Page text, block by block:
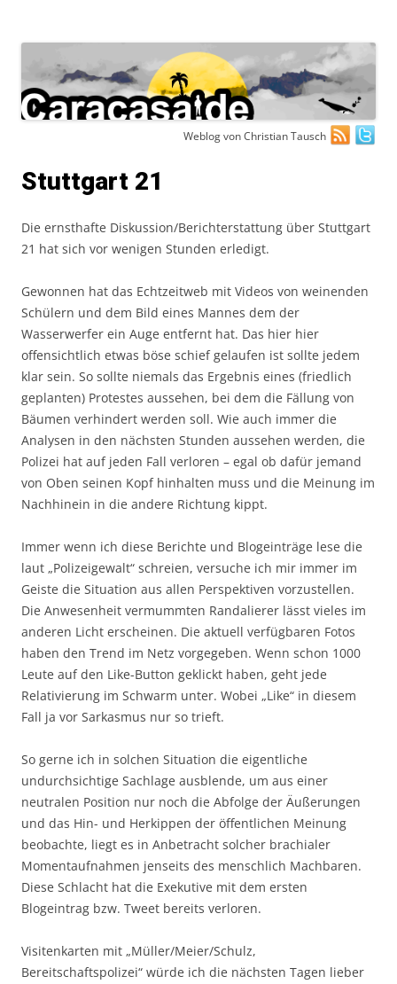
Weblog von Christian Tausch
Stuttgart 21
Die ernsthafte Diskussion/Berichterstattung über Stuttgart
21 hat sich vor wenigen Stunden erledigt.
Gewonnen hat das Echtzeitweb mit Videos von weinenden
Schülern und dem Bild eines Mannes dem der
Wasserwerfer ein Auge entfernt hat. Das hier hier
offensichtlich etwas böse schief gelaufen ist sollte jedem
klar sein. So sollte niemals das Ergebnis eines (friedlich
geplanten) Protestes aussehen, bei dem die Fällung von
Bäumen verhindert werden soll. Wie auch immer die
Analysen in den nächsten Stunden aussehen werden, die
Polizei hat auf jeden Fall verloren – egal ob dafür jemand
von Oben seinen Kopf hinhalten muss und die Meinung im
Nachhinein in die andere Richtung kippt.
Immer wenn ich diese Berichte und Blogeinträge lese die
laut „Polizeigewalt“ schreien, versuche ich mir immer im
Geiste die Situation aus allen Perspektiven vorzustellen.
Die Anwesenheit vermummten Randalierer lässt vieles im
anderen Licht erscheinen. Die aktuell verfügbaren Fotos
haben den Trend im Netz vorgegeben. Wenn schon 1000
Leute auf den Like-Button geklickt haben, geht jede
Relativierung im Schwarm unter. Wobei „Like“ in diesem
Fall ja vor Sarkasmus nur so trieft.
So gerne ich in solchen Situation die eigentliche
undurchsichtige Sachlage ausblende, um aus einer
neutralen Position nur noch die Abfolge der Äußerungen
und das Hin- und Herkippen der öffentlichen Meinung
beobachte, liegt es in Anbetracht solcher brachialer
Momentaufnahmen jenseits des menschlich Machbaren.
Diese Schlacht hat die Exekutive mit dem ersten
Blogeintrag bzw. Tweet bereits verloren.
Visitenkarten mit „Müller/Meier/Schulz,
Bereitschaftspolizei“ würde ich die nächsten Tagen lieber